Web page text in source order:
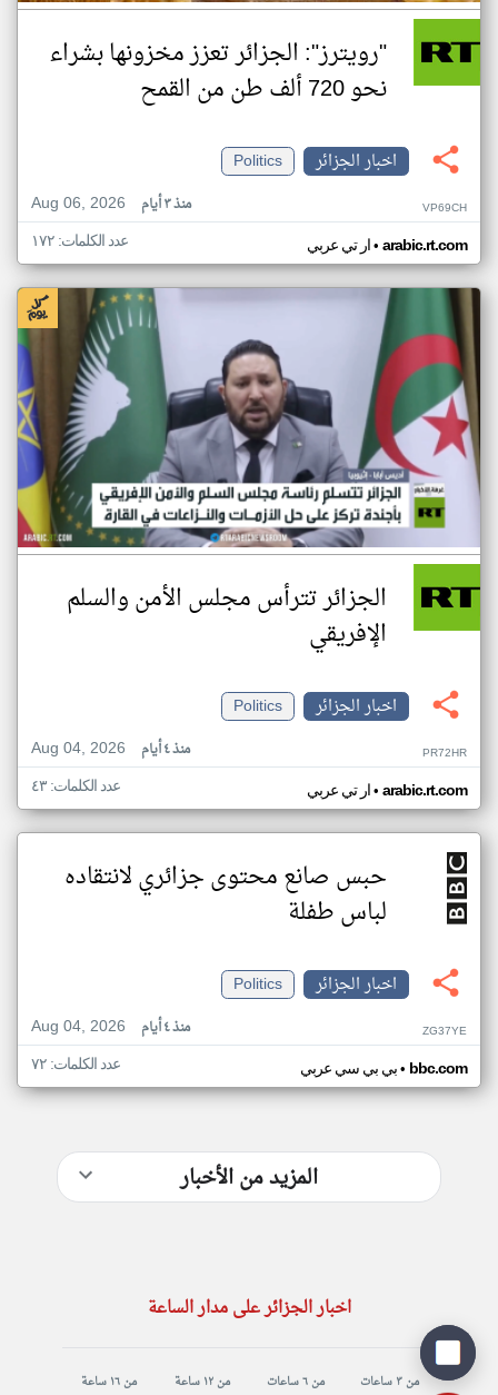
"رويترز": الجزائر تعزز مخزونها بشراء
نحو 720 ألف طن من القمح
اخبار الجزائر
Politics
Aug 06, 2026
منذ ٣ أيام VP69CH
ار تي عربي• arabic.rt.com عدد الكلمات: ١٧٢
الجزائر تترأس مجلس الأمن والسلم
الإفريقي
اخبار الجزائر
Politics
Aug 04, 2026
منذ ٤ أيام PR72HR
ار تي عربي• arabic.rt.com عدد الكلمات: ٤٣
حبس صانع محتوى جزائري لانتقاده
لباس طفلة
اخبار الجزائر
Politics
Aug 04, 2026
منذ ٤ أيام ZG37YE
بي بي سي عربي• bbc.com عدد الكلمات: ٧٢
المزيد من الأخبار
اخبار الجزائر على مدار الساعة
من ٣ ساعات من ٦ ساعات من ١٢ ساعة من ١٦ ساعة